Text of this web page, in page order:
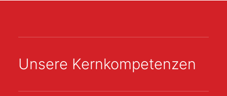
Unsere Kernkompetenzen